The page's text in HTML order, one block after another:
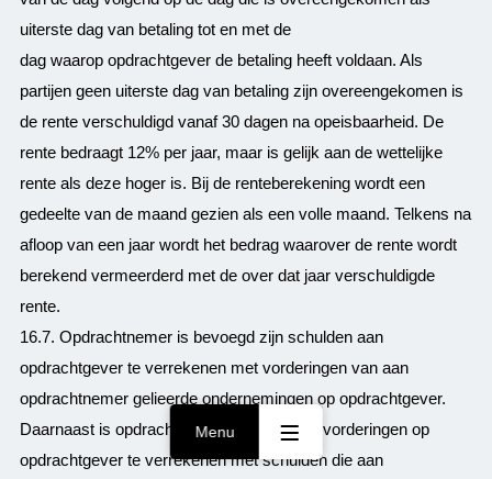
Menu
uiterste dag van betaling tot en met de
dag waarop opdrachtgever de betaling heeft voldaan. Als
partijen geen uiterste dag van betaling zijn overeengekomen is
de rente verschuldigd vanaf 30 dagen na opeisbaarheid. De
rente bedraagt 12% per jaar, maar is gelijk aan de wettelijke
rente als deze hoger is. Bij de renteberekening wordt een
gedeelte van de maand gezien als een volle maand. Telkens na
afloop van een jaar wordt het bedrag waarover de rente wordt
berekend vermeerderd met de over dat jaar verschuldigde
rente.
16.7. Opdrachtnemer is bevoegd zijn schulden aan
opdrachtgever te verrekenen met vorderingen van aan
opdrachtnemer gelieerde ondernemingen op opdrachtgever.
Daarnaast is opdrachtnemer bevoegd zijn vorderingen op
opdrachtgever te verrekenen met schulden die aan